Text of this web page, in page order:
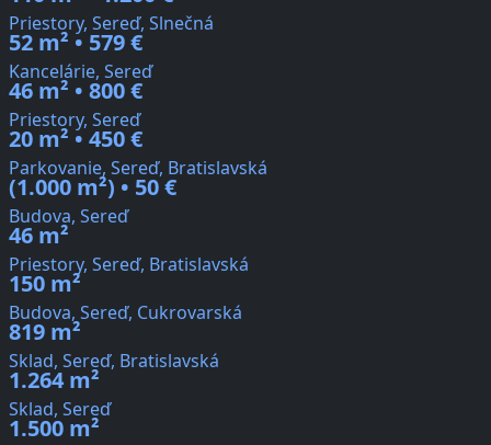
Priestory, Sereď, Slnečná
52 m² • 579 €
Kancelárie, Sereď
46 m² • 800 €
Priestory, Sereď
20 m² • 450 €
Parkovanie, Sereď, Bratislavská
(1.000 m²) • 50 €
Budova, Sereď
46 m²
Priestory, Sereď, Bratislavská
150 m²
Budova, Sereď, Cukrovarská
819 m²
Sklad, Sereď, Bratislavská
1.264 m²
Sklad, Sereď
1.500 m²